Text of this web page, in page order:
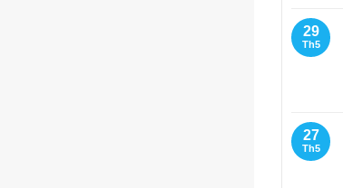
29
Th5
27
Th5